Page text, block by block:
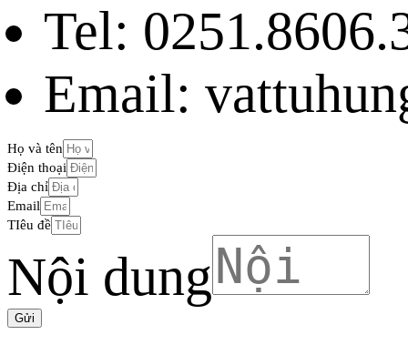
Tel:
Email:
Họ và tên
Điện thoại
Địa chỉ
Email
TIêu đề
Nội dung
Gửi